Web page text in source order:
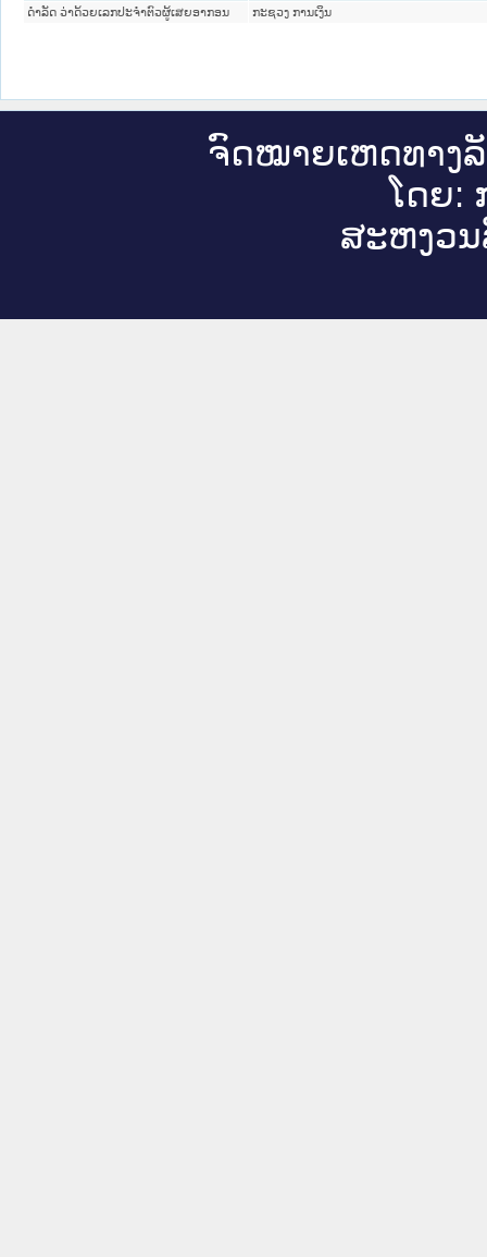
ດຳລັດ ວ່າດ້ວຍເລກປະຈຳຕົວຜູ້ເສຍອາກອນ
ກະຊວງ ການເງິນ
ຈົດ​ໝາຍ​ເຫດ​ທາງ​
ໂດຍ:
ສະ​ຫງວນ​